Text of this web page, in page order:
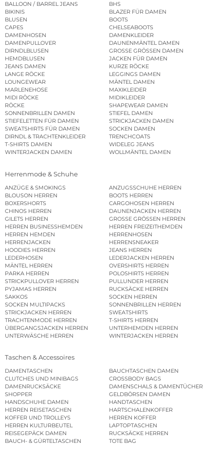
BALLOON / BARREL JEANS
BHS
BIKINIS
BLAZER FÜR DAMEN
BLUSEN
BOOTS
CAPES
CHELSEABOOTS
DAMENHOSEN
DAMENKLEIDER
DAMENPULLOVER
DAUNENMÄNTEL DAMEN
DIRNDLBLUSEN
GROSSE GRÖSSEN DAMEN
HEMDBLUSEN
JACKEN FÜR DAMEN
JEANS DAMEN
KURZE RÖCKE
LANGE RÖCKE
LEGGINGS DAMEN
LOUNGEWEAR
MÄNTEL DAMEN
MARLENEHOSE
MAXIKLEIDER
MIDI RÖCKE
MIDIKLEIDER
RÖCKE
SHAPEWEAR DAMEN
SONNENBRILLEN DAMEN
STIEFEL DAMEN
STIEFELETTEN FÜR DAMEN
STRICKJACKEN DAMEN
SWEATSHIRTS FÜR DAMEN
SOCKEN DAMEN
DIRNDL & TRACHTENKLEIDER
TRENCHCOATS
T-SHIRTS DAMEN
WIDELEG JEANS
WINTERJACKEN DAMEN
WOLLMÄNTEL DAMEN
Herrenmode & Schuhe
ANZÜGE & SMOKINGS
ANZUGSSCHUHE HERREN
BLOUSON HERREN
BOOTS HERREN
BOXERSHORTS
CARGOHOSEN HERREN
CHINOS HERREN
DAUNENJACKEN HERREN
GILETS HERREN
GROSSE GRÖSSEN HERREN
HERREN BUSINESSHEMDEN
HERREN FREIZEITHEMDEN
HERREN HEMDEN
HERRENHOSEN
HERRENJACKEN
HERRENSNEAKER
HOODIES HERREN
JEANS HERREN
LEDERHOSEN
LEDERJACKEN HERREN
MÄNTEL HERREN
OVERSHIRTS HERREN
PARKA HERREN
POLOSHIRTS HERREN
STRICKPULLOVER HERREN
PULLUNDER HERREN
PYJAMAS HERREN
RUCKSÄCKE HERREN
SAKKOS
SOCKEN HERREN
SOCKEN MULTIPACKS
SONNENBRILLEN HERREN
STRICKJACKEN HERREN
SWEATSHIRTS
TRACHTENMODE HERREN
T-SHIRTS HERREN
ÜBERGANGSJACKEN HERREN
UNTERHEMDEN HERREN
UNTERWÄSCHE HERREN
WINTERJACKEN HERREN
Taschen & Accessoires
DAMENTASCHEN
BAUCHTASCHEN DAMEN
CLUTCHES UND MINIBAGS
CROSSBODY BAGS
DAMENRUCKSÄCKE
DAMENSCHALS & DAMENTÜCHER
SHOPPER
GELDBÖRSEN DAMEN
HANDSCHUHE DAMEN
HANDTASCHEN
HERREN REISETASCHEN
HARTSCHALENKOFFER
KOFFER UND TROLLEYS
HERREN KOFFER
HERREN KULTURBEUTEL
LAPTOPTASCHEN
REISEGEPÄCK DAMEN
RUCKSÄCKE HERREN
BAUCH- & GÜRTELTASCHEN
TOTE BAG